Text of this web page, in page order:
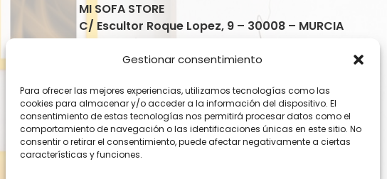
Gestionar consentimiento
Para ofrecer las mejores experiencias, utilizamos tecnologías como las
cookies para almacenar y/o acceder a la información del dispositivo. El
consentimiento de estas tecnologías nos permitirá procesar datos como el
comportamiento de navegación o las identificaciones únicas en este sitio. No
consentir o retirar el consentimiento, puede afectar negativamente a ciertas
características y funciones.
MI SOFA STORE
C/ Escultor Roque Lopez, 9 – 30008 – MURCIA
Lunes a Viernes:
10:00 a 13:30 / 17:00 a 20:30
Sábados:
10:30 a 13:30
+34 601 906 712